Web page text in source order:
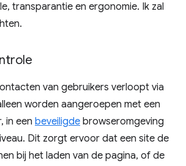
transparantie en ergonomie. Ik zal
van gebruikers verloopt via
worden aangeroepen met een
in een beveiligde browseromgeving
Dit zorgt ervoor dat een site de
bij het laden van de pagina, of de